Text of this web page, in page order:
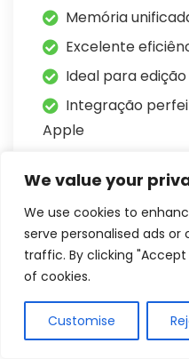
We value your
We use cookies to
serve personalised ads
traffic. By clicking
of cookies.
Customise
Memória
Excelente
Ideal para
Integração
Apple
Contras
Limitada para
OApple M3 com GPU
uma das soluções
notebooks ultrafinos.